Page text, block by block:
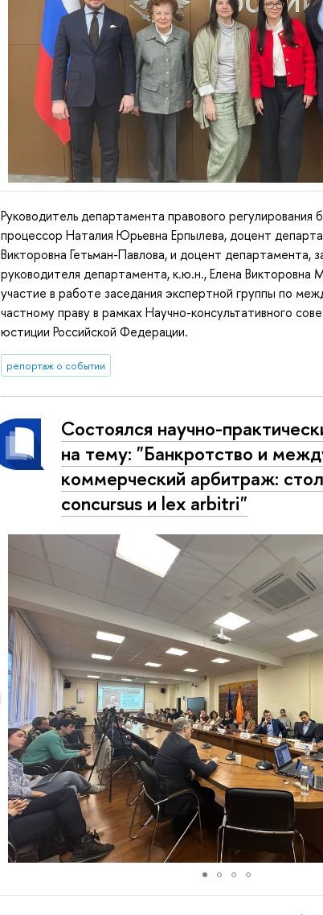
Руководитель департамента правового регулирования
процессор Наталия Юрьевна Ерпылева, доцент
Викторовна Гетьман-Павлова, и доцент департамента,
руководителя департамента, к.ю.н., Елена Викторовна
участие в работе заседания экспертной группы по
частному праву в рамках Научно-консультативного
юстиции Российской Федерации.
репортаж о событии
Состоялся научно-
на тему: "Банкротство и
коммерческий арбитраж:
concursus и lex arbitri"